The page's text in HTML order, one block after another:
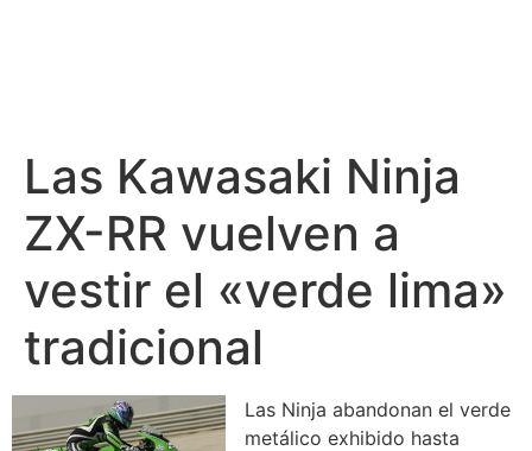
Las Kawasaki Ninja
ZX-RR vuelven a
vestir el «verde lima»
tradicional
Las Ninja abandonan el verde
metálico exhibido hasta